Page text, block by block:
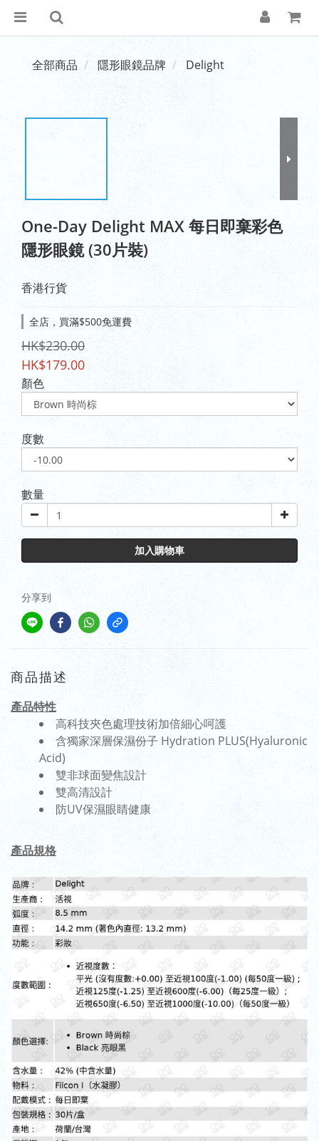
全部商品 隱形眼鏡品牌 Delight
One-Day Delight MAX 每日即棄彩色
隱形眼鏡 (30片裝)
香港行貨
全店，買滿$500免運費
HK$230.00
HK$179.00
顏色
度數
數量
加入購物車
分享到
商品描述
產品特性
高科技夾色處理技術加倍細心呵護
含獨家深層保濕份子 Hydration PLUS(Hyaluronic
Acid)
雙非球面變焦設計
雙高清設計
防UV保濕眼睛健康
產品規格